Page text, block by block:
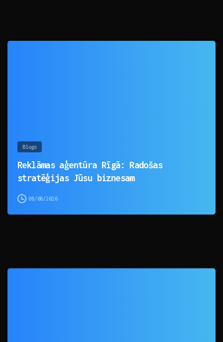
Blogs
Reklāmas aģentūra Rīgā: Radošas
stratēģijas Jūsu biznesam
08/08/2026